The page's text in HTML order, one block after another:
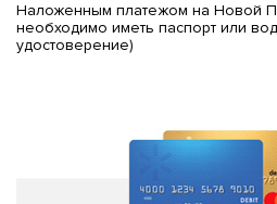
Наложенным платежом на Новой
необходимо иметь паспорт или
удостоверение)